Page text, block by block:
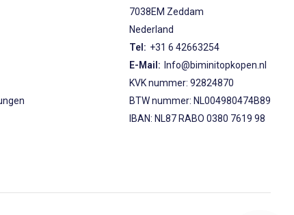
7038EM Zeddam
Nederland
Tel: +31 6 42663254
E-Mail: Info@biminitopkopen.nl
KVK nummer: 92824870
BTW nummer: NL004980474B89
IBAN: NL87 RABO 0380 7619 98